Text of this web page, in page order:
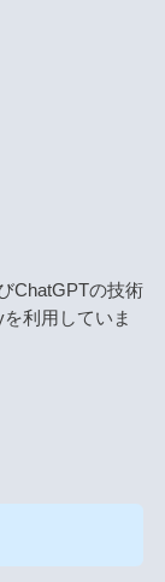
ChatGPTの技術
利用していま